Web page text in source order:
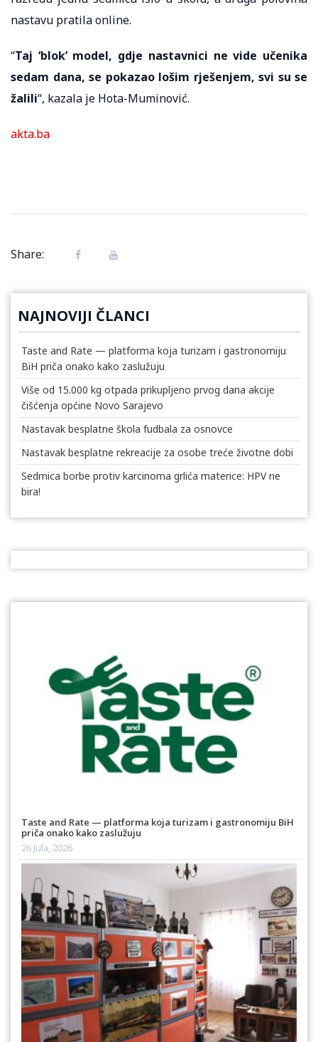
nastavu pratila online.
“Taj ‘blok’ model, gdje nastavnici ne vide učenika
sedam dana, se pokazao lošim rješenjem, svi su se
žalili“, kazala je Hota-Muminović.
akta.ba
Share:
NAJNOVIJI ČLANCI
Taste and Rate — platforma koja turizam i gastronomiju
BiH priča onako kako zaslužuju
Više od 15.000 kg otpada prikupljeno prvog dana akcije
čišćenja općine Novo Sarajevo
Nastavak besplatne škola fudbala za osnovce
Nastavak besplatne rekreacije za osobe treće životne dobi
Sedmica borbe protiv karcinoma grlića materice: HPV ne
bira!
Taste and Rate — platforma koja turizam i gastronomiju BiH
priča onako kako zaslužuju
26 Jula, 2026